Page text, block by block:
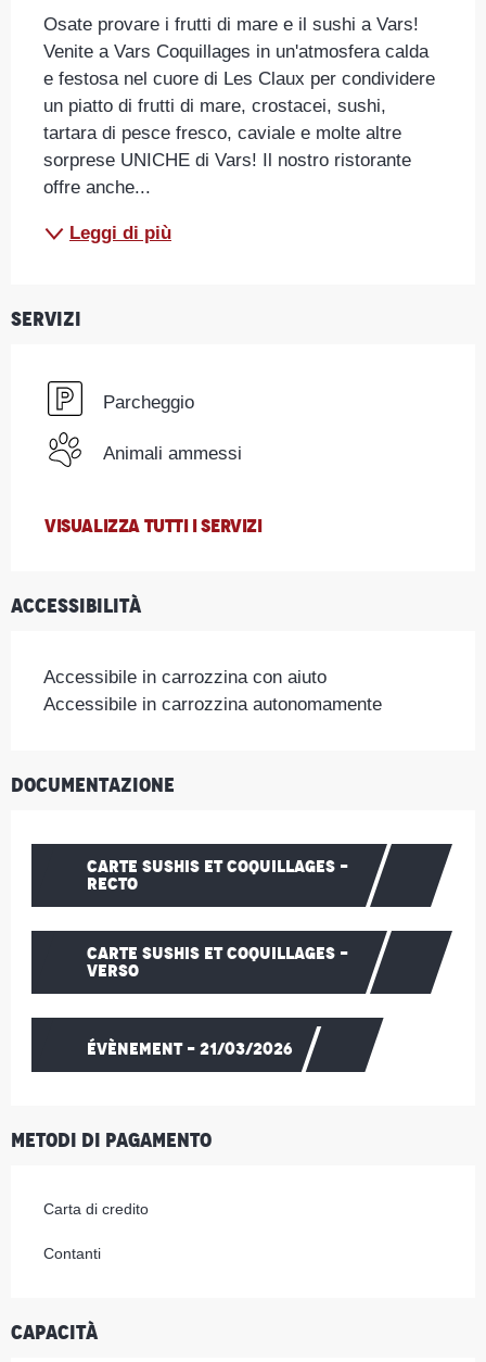
Osate provare i frutti di mare e il sushi a Vars!
Venite a Vars Coquillages in un'atmosfera calda
e festosa nel cuore di Les Claux per condividere
un piatto di frutti di mare, crostacei, sushi,
tartara di pesce fresco, caviale e molte altre
sorprese UNICHE di Vars! Il nostro ristorante
offre anche...
Leggi di più
Servizi
Parcheggio
Animali ammessi
VISUALIZZA TUTTI I SERVIZI
Accessibilità
Accessibile in carrozzina con aiuto
Accessibile in carrozzina autonomamente
Documentazione
CARTE SUSHIS ET COQUILLAGES -
RECTO
CARTE SUSHIS ET COQUILLAGES -
VERSO
ÉVÈNEMENT - 21/03/2026
Metodi di pagamento
Carta di credito
Contanti
Capacità